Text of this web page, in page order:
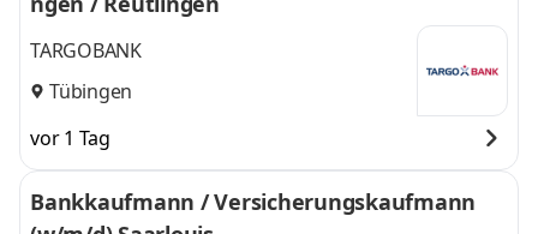
TARGOBANK
Tübingen
vor 1 Tag
Bankkaufmann / Versicherungskaufmann